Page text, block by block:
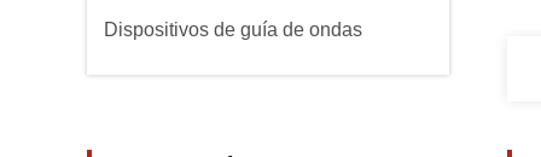
Dispositivos de guía de ondas